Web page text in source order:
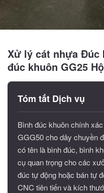
Xử lý cát nhựa Đúc
đúc khuôn GG25
Tóm tắt Dịch vụ
Bình đúc khuôn chính
GGG50 cho dây chuyền
có tên là bình đúc, bình
cụ quan trọng cho các
đúc tự động hoặc bán tự
CNC tiên tiến và kích